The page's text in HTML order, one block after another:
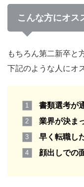
こんな方にオス
もちろん第二新卒と
下記のような人にオ
書類選考が
業界が決ま
早く転職し
顔出しでの